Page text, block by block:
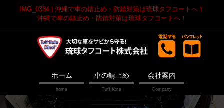
IMG_0334 | 沖縄で車の錆止め・防錆対策は琉球タフコートへ！
沖縄で車の錆止め・防錆対策は琉球タフコートへ！
ホーム 車の錆止め 会社案内